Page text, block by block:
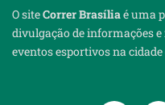
O siteCorrer Brasíliaé uma
divulgação de informações
eventos esportivos na